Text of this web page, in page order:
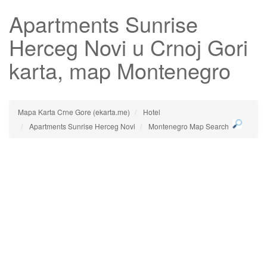
Apartments Sunrise
Herceg Novi u Crnoj Gori
karta, map Montenegro
Mapa Karta Crne Gore (ekarta.me)
Hotel
Apartments Sunrise Herceg Novi
Montenegro Map Search